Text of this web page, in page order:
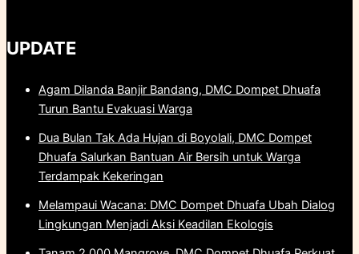
UPDATE
Agam Dilanda Banjir Bandang, DMC Dompet Dhuafa
Turun Bantu Evakuasi Warga
Dua Bulan Tak Ada Hujan di Boyolali, DMC Dompet
Dhuafa Salurkan Bantuan Air Bersih untuk Warga
Terdampak Kekeringan
Melampaui Wacana: DMC Dompet Dhuafa Ubah Dialog
Lingkungan Menjadi Aksi Keadilan Ekologis